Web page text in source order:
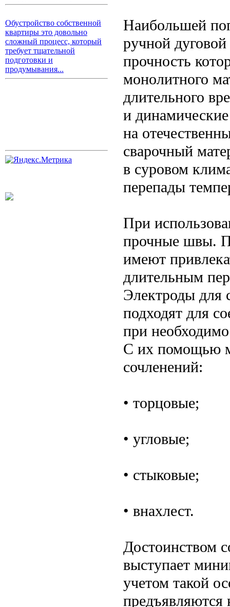
Обустройство собственной
квартиры это довольно
сложный процесс, который
требует тщательной
подготовки и
продумывания...
Наибольшей
ручной
прочность
монолитного
длительного
и
на
сварочный
в суровом
перепады
При
прочные швы.
имеют
длительным
Электроды для
подходят для
при
С их помощью
сочленений:
• торцовые;
• угловые;
• стыковые;
• внахлест.
Достоинством
выступает
учетом такой